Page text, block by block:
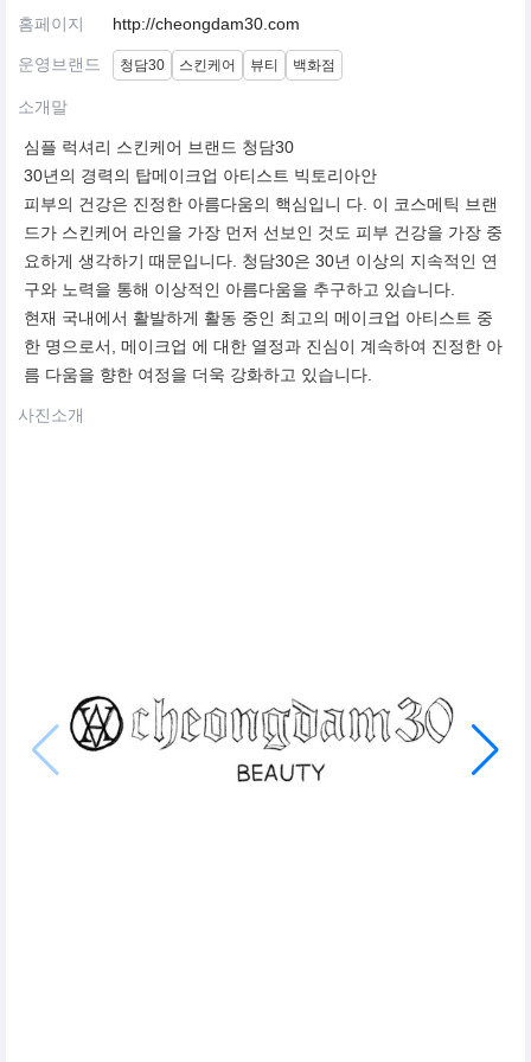
홈페이지 http://cheongdam30.com
운영브랜드 청담30 스킨케어 뷰티 백화점
소개말
심플 럭셔리 스킨케어 브랜드 청담30
30년의 경력의 탑메이크업 아티스트 빅토리아안
피부의 건강은 진정한 아름다움의 핵심입니 다. 이 코스메틱 브랜
드가 스킨케어 라인을 가장 먼저 선보인 것도 피부 건강을 가장 중
요하게 생각하기 때문입니다. 청담30은 30년 이상의 지속적인 연
구와 노력을 통해 이상적인 아름다움을 추구하고 있습니다.
현재 국내에서 활발하게 활동 중인 최고의 메이크업 아티스트 중
한 명으로서, 메이크업 에 대한 열정과 진심이 계속하여 진정한 아
름 다움을 향한 여정을 더욱 강화하고 있습니다.
사진소개